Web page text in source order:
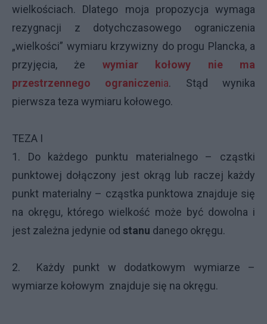
wielkościach. Dlatego moja propozycja wymaga
rezygnacji z dotychczasowego ograniczenia
„wielkości” wymiaru krzywizny do progu Plancka, a
przyjęcia, że wymiar kołowy nie ma
przestrzennego ograniczenia. Stąd wynika
pierwsza teza wymiaru kołowego.
TEZA I
1. Do każdego punktu materialnego – cząstki
punktowej dołączony jest okrąg lub raczej każdy
punkt materialny – cząstka punktowa znajduje się
na okręgu, którego wielkość może być dowolna i
jest zależna jedynie od stanu danego okręgu.
2. Każdy punkt w dodatkowym wymiarze –
wymiarze kołowym znajduje się na okręgu.